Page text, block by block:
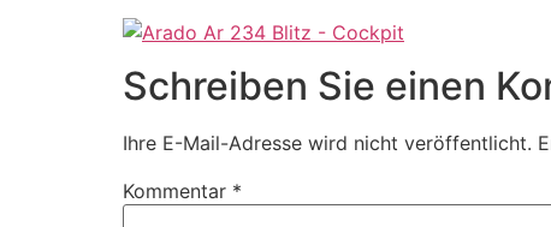
Schreiben Sie einen
Ihre E-Mail-Adresse wird nicht veröffentlicht.
Kommentar *